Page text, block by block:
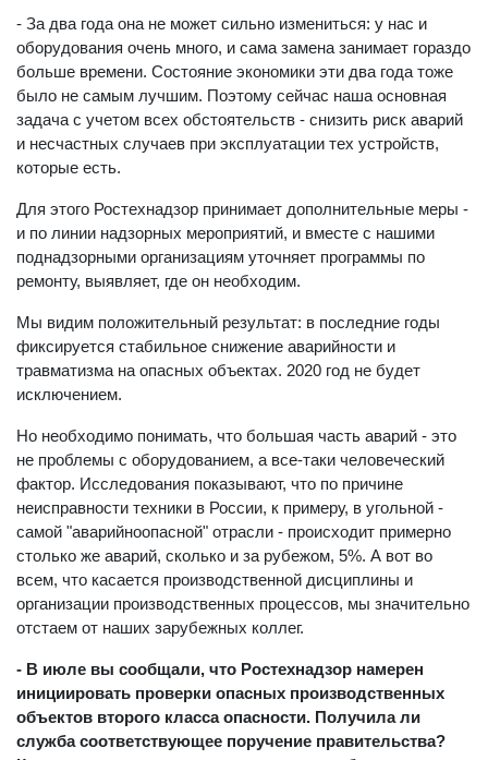
- За два года она не может сильно измениться: у нас и
оборудования очень много, и сама замена занимает гораздо
больше времени. Состояние экономики эти два года тоже
было не самым лучшим. Поэтому сейчас наша основная
задача с учетом всех обстоятельств - снизить риск аварий
и несчастных случаев при эксплуатации тех устройств,
которые есть.
Для этого Ростехнадзор принимает дополнительные меры -
и по линии надзорных мероприятий, и вместе с нашими
поднадзорными организациям уточняет программы по
ремонту, выявляет, где он необходим.
Мы видим положительный результат: в последние годы
фиксируется стабильное снижение аварийности и
травматизма на опасных объектах. 2020 год не будет
исключением.
Но необходимо понимать, что большая часть аварий - это
не проблемы с оборудованием, а все-таки человеческий
фактор. Исследования показывают, что по причине
неисправности техники в России, к примеру, в угольной -
самой "аварийноопасной" отрасли - происходит примерно
столько же аварий, сколько и за рубежом, 5%. А вот во
всем, что касается производственной дисциплины и
организации производственных процессов, мы значительно
отстаем от наших зарубежных коллег.
- В июле вы сообщали, что Ростехнадзор намерен
инициировать проверки опасных производственных
объектов второго класса опасности. Получила ли
служба соответствующее поручение правительства?